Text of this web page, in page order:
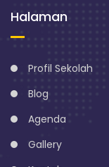
Halaman
Profil Sekolah
Blog
Agenda
Gallery